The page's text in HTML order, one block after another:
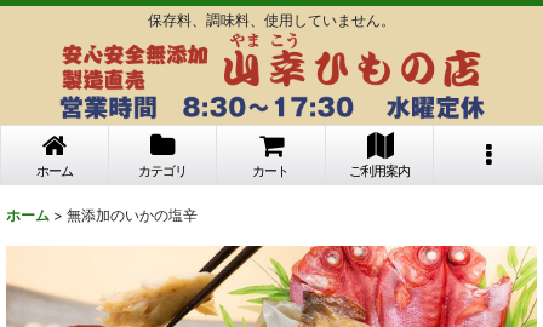
保存料、調味料、使用していません。
ホーム カテゴリ カート ご利用案内
ホーム > 無添加のいかの塩辛